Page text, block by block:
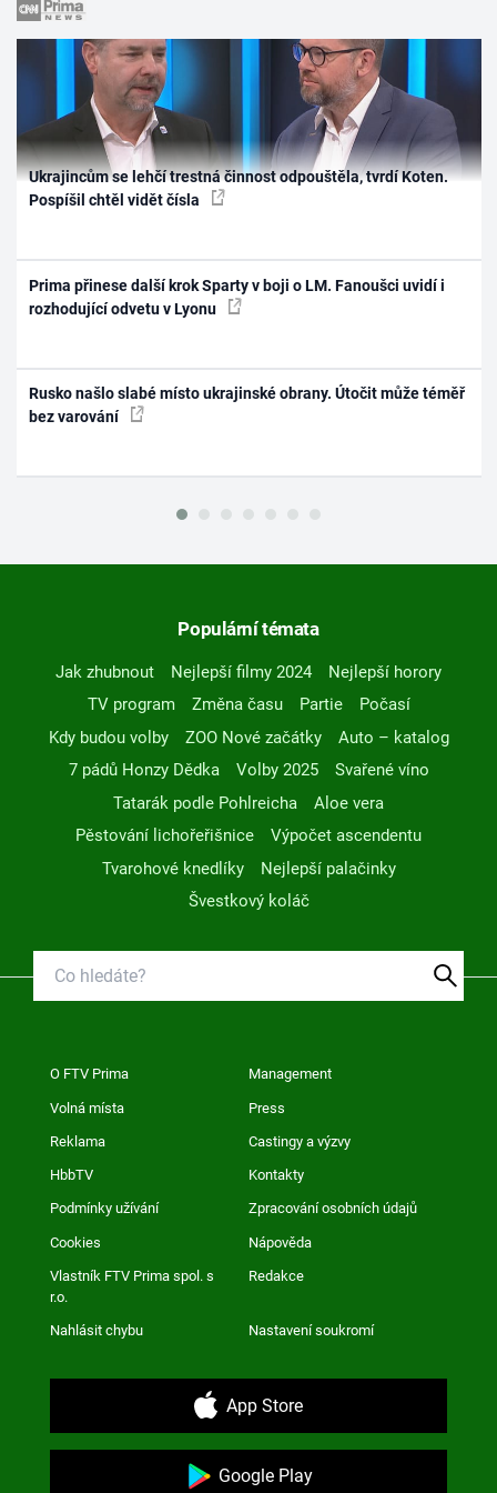
Ukrajincům se lehčí trestná činnost odpouštěla, tvrdí Koten.
Pospíšil chtěl vidět čísla
Prima přinese další krok Sparty v boji o LM. Fanoušci uvidí i
rozhodující odvetu v Lyonu
Rusko našlo slabé místo ukrajinské obrany. Útočit může téměř
bez varování
Populární témata
Jak zhubnout Nejlepší filmy 2024
Nejlepší horory
TV program
Změna času Partie
Počasí
Kdy budou volby
ZOO Nové začátky
Auto – katalog
7 pádů Honzy Dědka
Volby 2025
Svařené víno
Tatarák podle Pohlreicha
Aloe vera
Pěstování lichořeřišnice
Výpočet ascendentu
Tvarohové knedlíky
Nejlepší palačinky
Švestkový koláč
O FTV Prima Management
Volná místa Press
Reklama Castingy a výzvy
HbbTV Kontakty
Podmínky užívání Zpracování osobních údajů
Cookies Nápověda
Vlastník FTV Prima spol. s
r.o.
Redakce
Nahlásit chybu Nastavení soukromí
App Store
Google Play